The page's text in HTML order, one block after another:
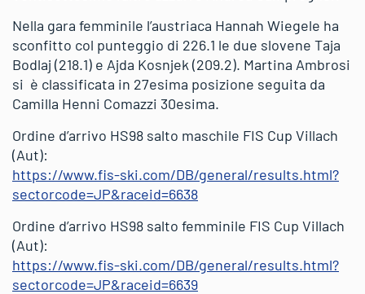
Nella gara femminile l’austriaca Hannah Wiegele ha
sconfitto col punteggio di 226.1 le due slovene Taja
Bodlaj (218.1) e Ajda Kosnjek (209.2). Martina Ambrosi
si è classificata in 27esima posizione seguita da
Camilla Henni Comazzi 30esima.
Ordine d’arrivo HS98 salto maschile FIS Cup Villach
(Aut):
https://www.fis-ski.com/DB/general/results.html?
sectorcode=JP&raceid=6638
Ordine d’arrivo HS98 salto femminile FIS Cup Villach
(Aut):
https://www.fis-ski.com/DB/general/results.html?
sectorcode=JP&raceid=6639